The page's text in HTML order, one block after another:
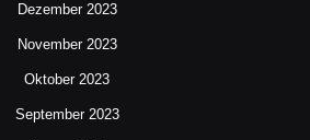
Dezember 2023
November 2023
Oktober 2023
September 2023